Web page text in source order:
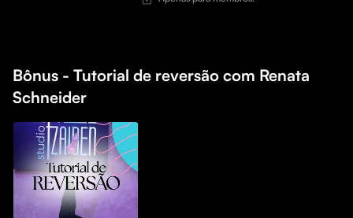
Bônus - Tutorial de reversão com Renata
Schneider